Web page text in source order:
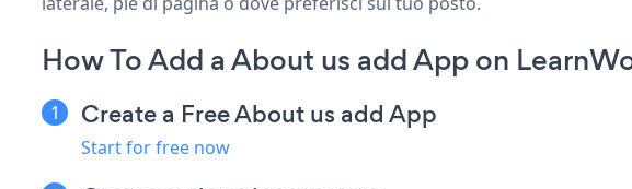
How To Add a About us add App on
Create a Free About us add App
Start for free now